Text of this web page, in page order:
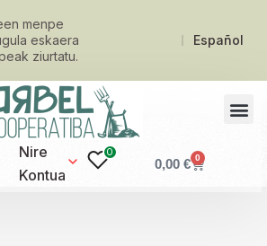
menpe
eskaera
ziurtatu.
Español
Nire
Kontua
0
0,00€ 0